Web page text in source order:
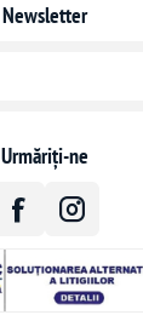
Newsletter
Urmăriți-ne